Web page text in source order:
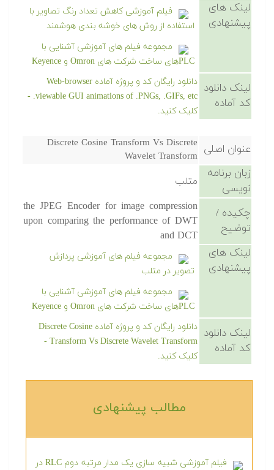
لینک های
پیشنهادی
فیلم آموزشی کاهش تعداد رنگ تصاویر با
استفاده از روش های خوشه بندی هوشمند
مجموعه فیلم های آموزشی آشنایی با
PLCهای ساخت شرکت های Omron و Keyence
لینک دانلود
کد آماده
دانلود رایگان کد و پروژه آماده Web-browser
viewable GUI animations of .PNGs, .GIFs, etc. -
کلیک کنید.
عنوان اصلی Discrete Cosine Transform Vs Discrete
Wavelet Transform
زبان برنامه
نویسی
متلب
چکیده /
توضیح
the JPEG Encoder for image compression
upon comparing the performance of DWT
and DCT
لینک های
پیشنهادی
مجموعه فیلم های آموزشی پردازش
تصویر در متلب
مجموعه فیلم های آموزشی آشنایی با
PLCهای ساخت شرکت های Omron و Keyence
لینک دانلود
کد آماده
دانلود رایگان کد و پروژه آماده Discrete Cosine
Transform Vs Discrete Wavelet Transform -
کلیک کنید.
مطالب پیشنهادی‎
فیلم آموزشی شبیه سازی یک مدار مرتبه دوم RLC در